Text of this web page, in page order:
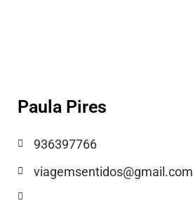
Paula Pires
936397766
viagemsentidos@gmail.com